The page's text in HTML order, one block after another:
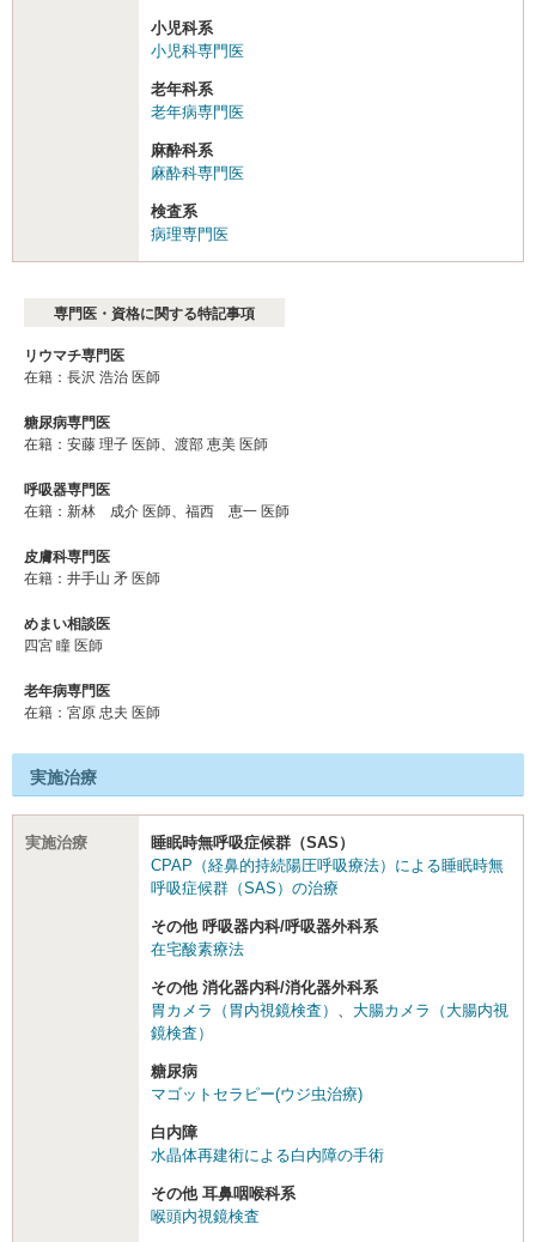
小児科系
小児科専門医
老年科系
老年病専門医
麻酔科系
麻酔科専門医
検査系
病理専門医
専門医・資格に関する特記事項
リウマチ専門医
在籍：長沢 浩治 医師
糖尿病専門医
在籍：安藤 理子 医師、渡部 恵美 医師
呼吸器専門医
在籍：新林 成介 医師、福西 恵一 医師
皮膚科専門医
在籍：井手山 矛 医師
めまい相談医
四宮 瞳 医師
老年病専門医
在籍：宮原 忠夫 医師
実施治療
実施治療
睡眠時無呼吸症候群（SAS）
CPAP（経鼻的持続陽圧呼吸療法）による睡眠時無
呼吸症候群（SAS）の治療
その他 呼吸器内科/呼吸器外科系
在宅酸素療法
その他 消化器内科/消化器外科系
胃カメラ（胃内視鏡検査）
大腸カメラ（大腸内視
鏡検査）
糖尿病
マゴットセラピー(ウジ虫治療)
白内障
水晶体再建術による白内障の手術
その他 耳鼻咽喉科系
喉頭内視鏡検査